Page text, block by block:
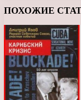
ПОХОЖИЕ